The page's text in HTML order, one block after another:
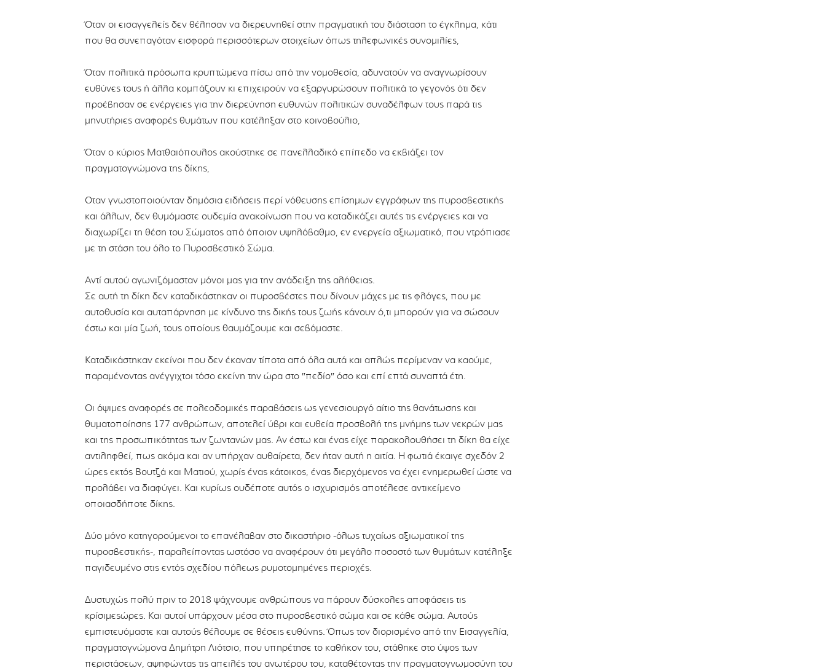
Όταν οι εισαγγελείς δεν θέλησαν να διερευνηθεί στην πραγματική του διάσταση το έγκλημα, κάτι
που θα συνεπαγόταν εισφορά περισσότερων στοιχείων όπως τηλεφωνικές συνομιλίες,
Όταν πολιτικά πρόσωπα κρυπτώμενα πίσω από την νομοθεσία, αδυνατούν να αναγνωρίσουν
ευθύνες τους ή άλλα κομπάζουν κι επιχειρούν να εξαργυρώσουν πολιτικά το γεγονός ότι δεν
προέβησαν σε ενέργειες για την διερεύνηση ευθυνών πολιτικών συναδέλφων τους παρά τις
μηνυτήριες αναφορές θυμάτων που κατέληξαν στο κοινοβούλιο,
Όταν ο κύριος Ματθαιόπουλος ακούστηκε σε πανελλαδικό επίπεδο να εκβιάζει τον
πραγματογνώμονα της δίκης,
Οταν γνωστοποιούνταν δημόσια ειδήσεις περί νόθευσης επίσημων εγγράφων της πυροσβεστικής
και άλλων, δεν θυμόμαστε ουδεμία ανακοίνωση που να καταδικάζει αυτές τις ενέργειες και να
διαχωρίζει τη θέση του Σώματος από όποιον υψηλόβαθμο, εν ενεργεία αξιωματικό, που ντρόπιασε
με τη στάση του όλο το Πυροσβεστικό Σώμα.
Αντί αυτού αγωνιζόμασταν μόνοι μας για την ανάδειξη της αλήθειας.
Σε αυτή τη δίκη δεν καταδικάστηκαν οι πυροσβέστες που δίνουν μάχες με τις φλόγες, που με
αυτοθυσία και αυταπάρνηση με κίνδυνο της δικής τους ζωής κάνουν ό,τι μπορούν για να σώσουν
έστω και μία ζωή, τους οποίους θαυμάζουμε και σεβόμαστε.
Καταδικάστηκαν εκείνοι που δεν έκαναν τίποτα από όλα αυτά και απλώς περίμεναν να καούμε,
παραμένοντας ανέγγιχτοι τόσο εκείνη την ώρα στο ″πεδίο″ όσο και επί επτά συναπτά έτη.
Οι όψιμες αναφορές σε πολεοδομικές παραβάσεις ως γενεσιουργό αίτιο της θανάτωσης και
θυματοποίησης 177 ανθρώπων, αποτελεί ύβρι και ευθεία προσβολή της μνήμης των νεκρών μας
και της προσωπικότητας των ζωντανών μας. Αν έστω και ένας είχε παρακολουθήσει τη δίκη θα είχε
αντιληφθεί, πως ακόμα και αν υπήρχαν αυθαίρετα, δεν ήταν αυτή η αιτία. Η φωτιά έκαιγε σχεδόν 2
ώρες εκτός Βουτζά και Ματιού, χωρίς ένας κάτοικος, ένας διερχόμενος να έχει ενημερωθεί ώστε να
προλάβει να διαφύγει. Και κυρίως ουδέποτε αυτός ο ισχυρισμός αποτέλεσε αντικείμενο
οποιασδήποτε δίκης.
Δύο μόνο κατηγορούμενοι το επανέλαβαν στο δικαστήριο -όλως τυχαίως αξιωματικοί της
πυροσβεστικής-, παραλείποντας ωστόσο να αναφέρουν ότι μεγάλο ποσοστό των θυμάτων κατέληξε
παγιδευμένο στις εντός σχεδίου πόλεως ρυμοτομημένες περιοχές.
Δυστυχώς πολύ πριν το 2018 ψάχνουμε ανθρώπους να πάρουν δύσκολες αποφάσεις τις
κρίσιμεςώρες. Και αυτοί υπάρχουν μέσα στο πυροσβεστικό σώμα και σε κάθε σώμα. Αυτούς
εμπιστευόμαστε και αυτούς θέλουμε σε θέσεις ευθύνης. Όπως τον διορισμένο από την Εισαγγελία,
πραγματογνώμονα Δημήτρη Λιότσιο, που υπηρέτησε το καθήκον του, στάθηκε στο ύψος των
περιστάσεων, αψηφώντας τις απειλές του ανωτέρου του, καταθέτοντας την πραγματογνωμοσύνη του